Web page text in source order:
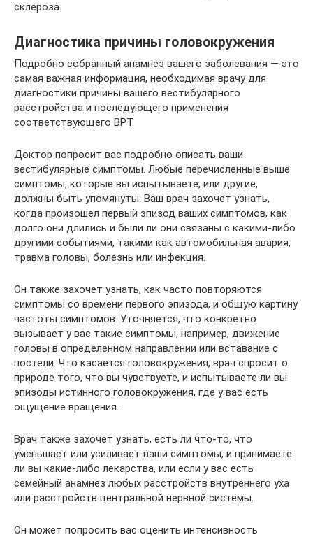
склероза.
Диагностика причины головокружения
Подробно собранный анамнез вашего заболевания — это
самая важная информация, необходимая врачу для
диагностики причины вашего вестибулярного
расстройства и последующего применения
соответствующего ВРТ.
Доктор попросит вас подробно описать ваши
вестибулярные симптомы. Любые перечисленные выше
симптомы, которые вы испытываете, или другие,
должны быть упомянуты. Ваш врач захочет узнать,
когда произошел первый эпизод ваших симптомов, как
долго они длились и были ли они связаны с какими-либо
другими событиями, такими как автомобильная авария,
травма головы, болезнь или инфекция.
Он также захочет узнать, как часто повторяются
симптомы со времени первого эпизода, и общую картину
частоты симптомов. Уточняется, что конкретно
вызывает у вас такие симптомы, например, движение
головы в определенном направлении или вставание с
постели. Что касается головокружения, врач спросит о
природе того, что вы чувствуете, и испытываете ли вы
эпизоды истинного головокружения, где у вас есть
ощущение вращения.
Врач также захочет узнать, есть ли что-то, что
уменьшает или усиливает ваши симптомы, и принимаете
ли вы какие-либо лекарства, или если у вас есть
семейный анамнез любых расстройств внутреннего уха
или расстройств центральной нервной системы.
Он может попросить вас оценить интенсивность